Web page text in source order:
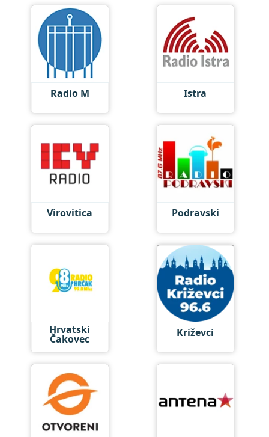
Radio M Istra
Virovitica Podravski
Hrvatski
Čakovec Križevci